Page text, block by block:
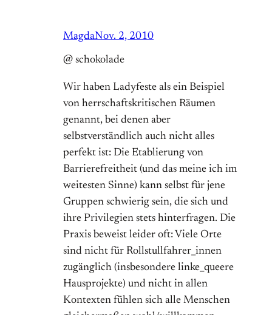
MagdaNov. 2, 2010
@ schokolade
Wir haben Ladyfeste als ein Beispiel
von herrschaftskritischen Räumen
genannt, bei denen aber
selbstverständlich auch nicht alles
perfekt ist: Die Etablierung von
Barrierefreitheit (und das meine ich im
weitesten Sinne) kann selbst für jene
Gruppen schwierig sein, die sich und
ihre Privilegien stets hinterfragen. Die
Praxis beweist leider oft: Viele Orte
sind nicht für Rollstullfahrer_innen
zugänglich (insbesondere linke_queere
Hausprojekte) und nicht in allen
Kontexten fühlen sich alle Menschen